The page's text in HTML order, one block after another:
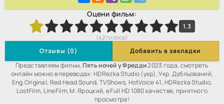
Оцени фильм:
5 6 7 8 9 10 1.3
(42голоса)
Отзывы (0)
Добавить в закладки
Представляем фильм, Пять ночей у Фредди2023 года, смотреть
онлайн можно в переводах: HDRezka Studio (укр), Укр. Дубльований,
Eng.Original, Red Head Sound, TVShows, HotVoice 41, HDRezka Studio,
LostFilm, LineFilm, М. Яроцкий, в Full HD 1080 качестве, приятного
просмотра!